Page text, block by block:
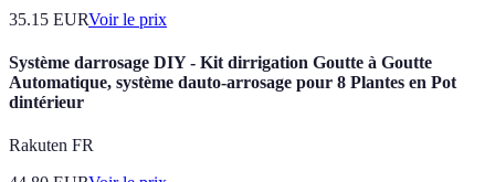
35.15 EURVoir le prix
Système darrosage DIY - Kit dirrigation Goutte à Goutte
Automatique, système dauto-arrosage pour 8 Plantes en Pot
dintérieur
Rakuten FR